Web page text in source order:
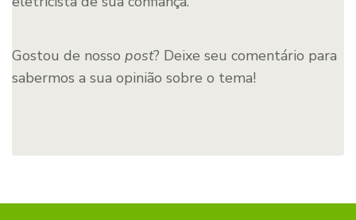
Gostou de nosso post? Deixe seu comentário para
sabermos a sua opinião sobre o tema!